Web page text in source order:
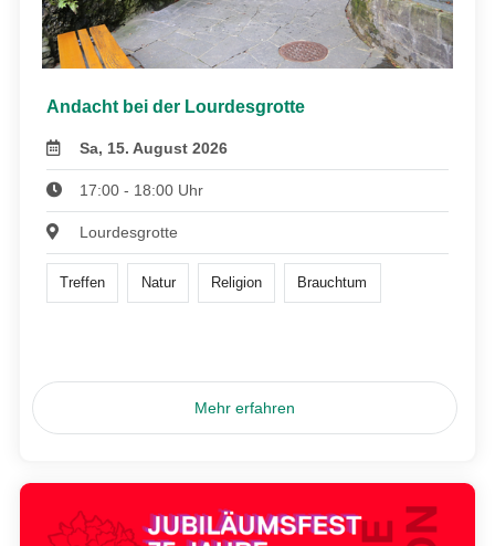
Andacht bei der Lourdesgrotte
Sa, 15. August 2026
17:00 - 18:00 Uhr
Lourdesgrotte
Treffen Natur Religion Brauchtum
Mehr erfahren